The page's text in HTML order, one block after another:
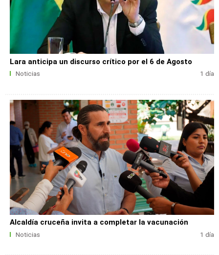
Lara anticipa un discurso crítico por el 6 de Agosto
Noticias 1 día
Alcaldía cruceña invita a completar la vacunación
Noticias 1 día